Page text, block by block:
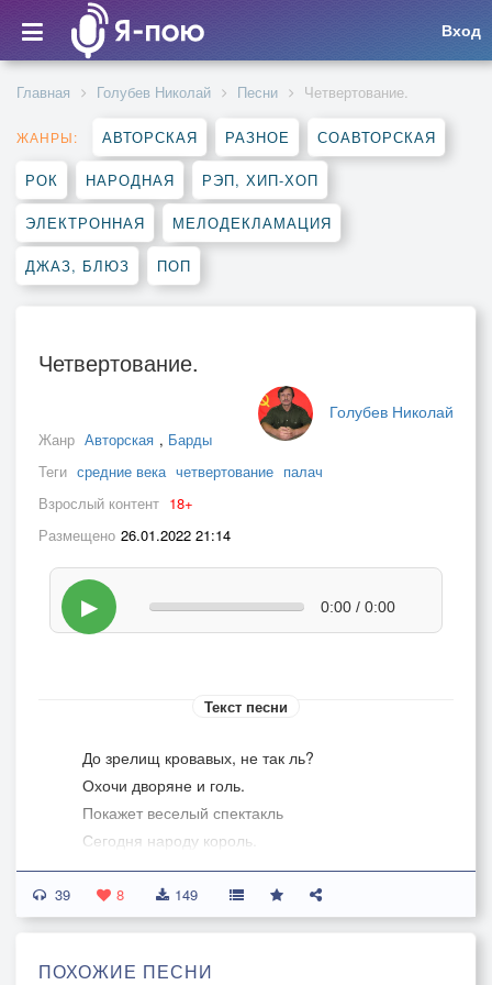
Вход
Главная Голубев Николай Песни Четвертование.
ЖАНРЫ: АВТОРСКАЯ РАЗНОЕ СОАВТОРСКАЯ
РОК НАРОДНАЯ РЭП, ХИП-ХОП
ЭЛЕКТРОННАЯ МЕЛОДЕКЛАМАЦИЯ
ДЖАЗ, БЛЮЗ ПОП
Четвертование.
Голубев Николай
Жанр Авторская , Барды
Теги средние века четвертование палач
Взрослый контент 18+
Размещено 26.01.2022 21:14
▶ 0:00 / 0:00
Текст песни
До зрелищ кровавых, не так ль?
Охочи дворяне и голь.
Покажет веселый спектакль
Сегодня народу король.
Мальчишкам на сон наплевать,
Они, еще затемно встав,
На площадь бегут, чтоб занять
39 8 149
ПОХОЖИЕ ПЕСНИ